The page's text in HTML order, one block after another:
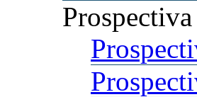
Prospectiva